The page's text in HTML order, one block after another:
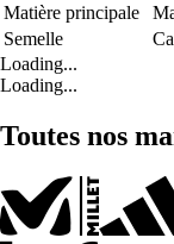
Matière principale
Semelle
Loading...
Loading...
Toutes nos